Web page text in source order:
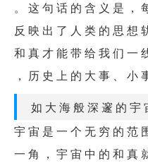
。 这 句 话 的 含 义 是 ，
反 映 出 了 人 类 的 思 想
和 真 才 能 带 给 我 们 一
， 历 史 上 的 大 事 、 小
如 大 海 般 深 邃 的 宇
宇 宙 是 一 个 无 穷 的 范
一 角 ， 宇 宙 中 的 和 真